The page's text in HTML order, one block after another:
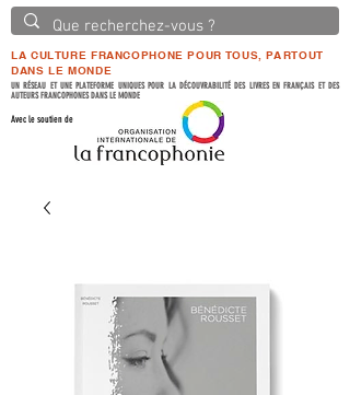
LA CULTURE FRANCOPHONE POUR TOUS, PARTOUT
DANS LE MONDE
UN RÉSEAU ET UNE PLATEFORME UNIQUES POUR LA DÉCOUVRABILITÉ DES LIVRES EN FRANÇAIS ET DES
AUTEURS FRANCOPHONES DANS LE MONDE
Avec le soutien de